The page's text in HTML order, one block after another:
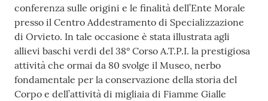
conferenza sulle origini e le finalità dell’Ente Morale
presso il Centro Addestramento di Specializzazione
di Orvieto. In tale occasione è stata illustrata agli
allievi baschi verdi del 38° Corso A.T.P.I. la prestigiosa
attività che ormai da 80 svolge il Museo, nerbo
fondamentale per la conservazione della storia del
Corpo e dell’attività di migliaia di Fiamme Gialle